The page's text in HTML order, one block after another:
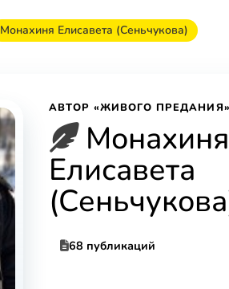
Монахиня Елисавета (Сеньчукова)
АВТОР «ЖИВОГО ПРЕДАНИЯ»
Монахиня
Елисавета
68 публикаций